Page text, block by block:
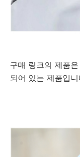
구매 링크의 제품
되어 있는 제품입